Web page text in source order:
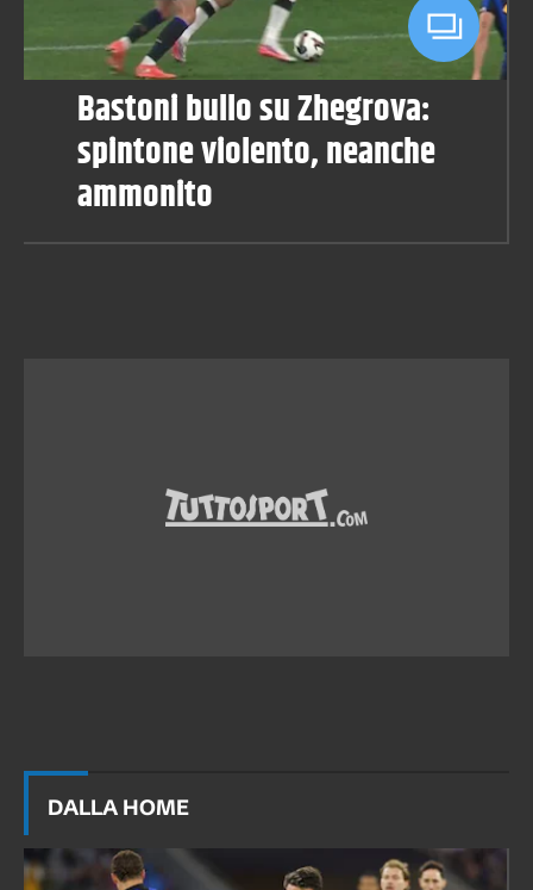
Bastoni bullo su Zhegrova:
spintone violento, neanche
ammonito
DALLA HOME